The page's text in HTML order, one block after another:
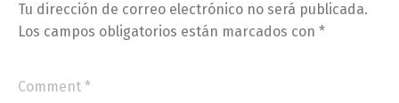
Tu dirección de correo electrónico no será publicada.
Los campos obligatorios están marcados con *